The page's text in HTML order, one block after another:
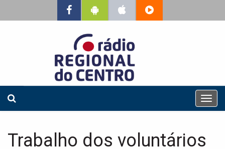
T
o
Trabalho dos voluntários